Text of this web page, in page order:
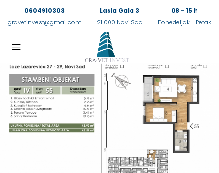
0604910303
gravetinvest@gmail.com
Lasla Gala 3
21 000 Novi Sad
08 - 15 h
Ponedeljak - Petak